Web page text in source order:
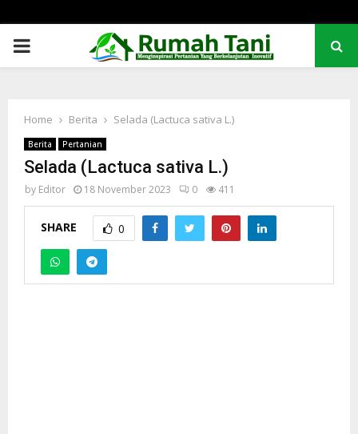
PRIMARY
Home Berita Selada (Lactuca sativa L.)
Berita Pertanian
Selada (Lactuca sativa L.)
by Editor 18 November 2023 0 411
SHARE 0